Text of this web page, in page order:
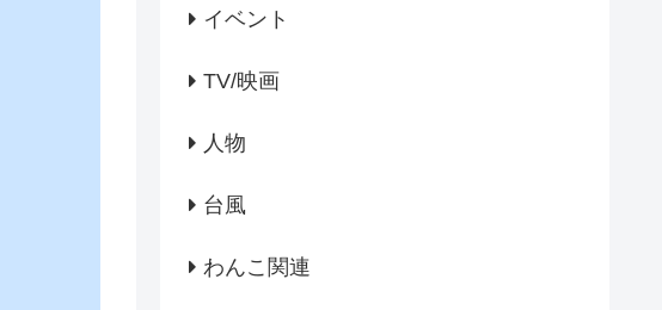
イベント
TV/映画
人物
台風
わんこ関連